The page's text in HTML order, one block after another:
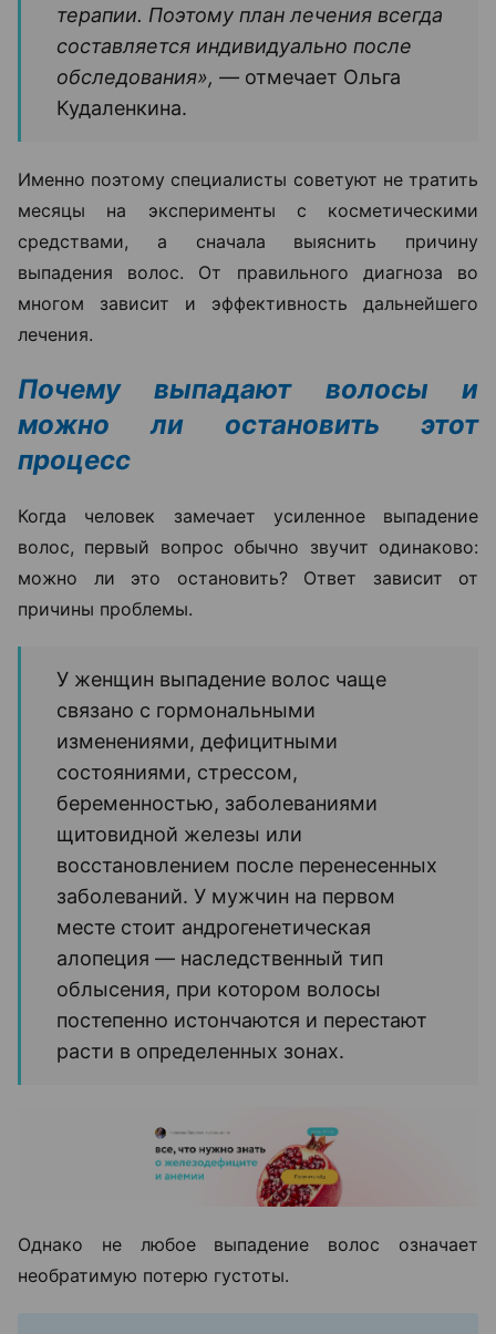
терапии. Поэтому план лечения всегда
составляется индивидуально после
обследования», — отмечает Ольга
Кудаленкина.
Именно поэтому специалисты советуют не тратить
месяцы на эксперименты с косметическими
средствами, а сначала выяснить причину
выпадения волос. От правильного диагноза во
многом зависит и эффективность дальнейшего
лечения.
Почему выпадают волосы и
можно ли остановить этот
процесс
Когда человек замечает усиленное выпадение
волос, первый вопрос обычно звучит одинаково:
можно ли это остановить? Ответ зависит от
причины проблемы.
У женщин выпадение волос чаще
связано с гормональными
изменениями, дефицитными
состояниями, стрессом,
беременностью, заболеваниями
щитовидной железы или
восстановлением после перенесенных
заболеваний. У мужчин на первом
месте стоит андрогенетическая
алопеция — наследственный тип
облысения, при котором волосы
постепенно истончаются и перестают
расти в определенных зонах.
Однако не любое выпадение волос означает
необратимую потерю густоты.